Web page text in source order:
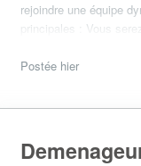
rejoindre une équipe
principales : Vous
Postée hier